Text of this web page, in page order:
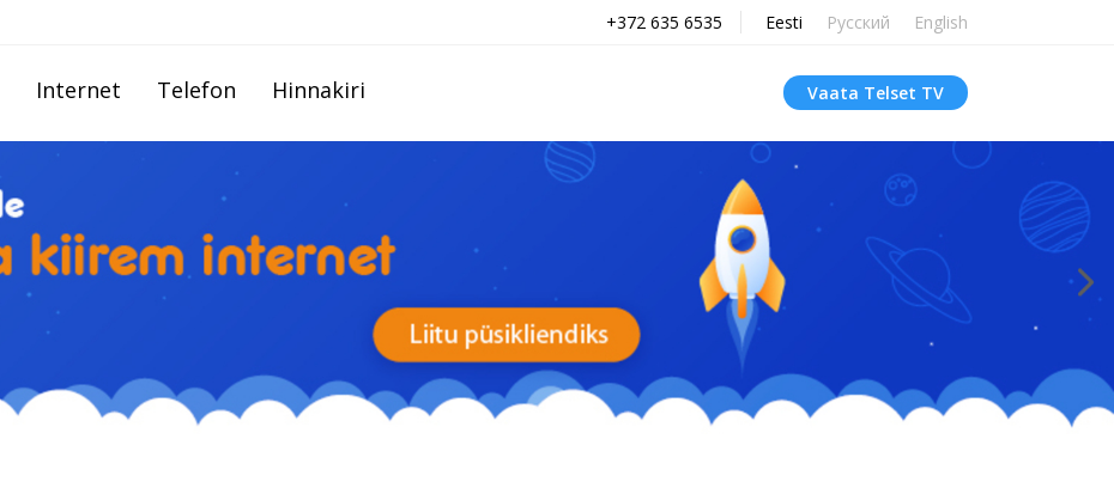
+372 635 6535 Eesti Русский English
Internet Telefon Hinnakiri Vaata Telset TV